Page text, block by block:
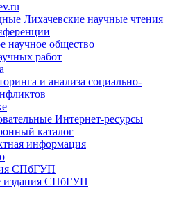
Лихачевские научные чтения
научное общество
работ
и анализа социально-
Интернет-ресурсы
каталог
информация
СПбГУП
издания СПбГУП